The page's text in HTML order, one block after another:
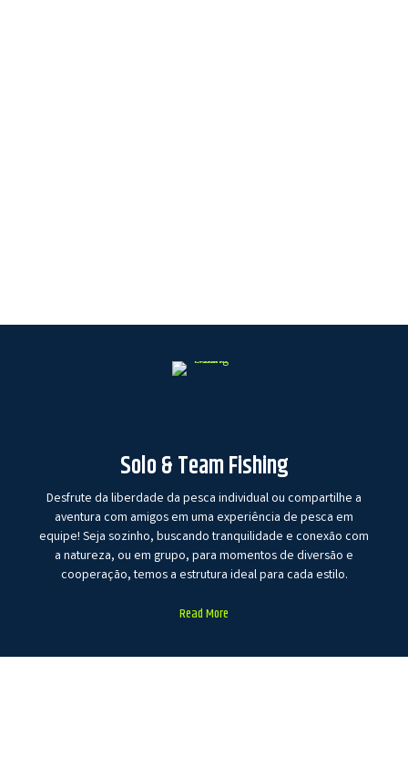
Solo & Team Fishing
Desfrute da liberdade da pesca individual ou compartilhe a
aventura com amigos em uma experiência de pesca em
equipe! Seja sozinho, buscando tranquilidade e conexão com
a natureza, ou em grupo, para momentos de diversão e
cooperação, temos a estrutura ideal para cada estilo.
Read More